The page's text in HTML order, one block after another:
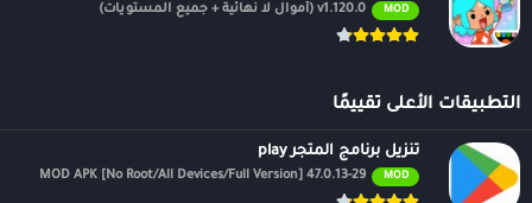
MOD v1.120.0 (أموال لا نهائية + جميع المستويات)
التطبيقات الأعلى تقييمًا
تنزيل برنامج المتجر play
MOD
47.0.13-29 MOD APK [No Root/All Devices/Full Version]